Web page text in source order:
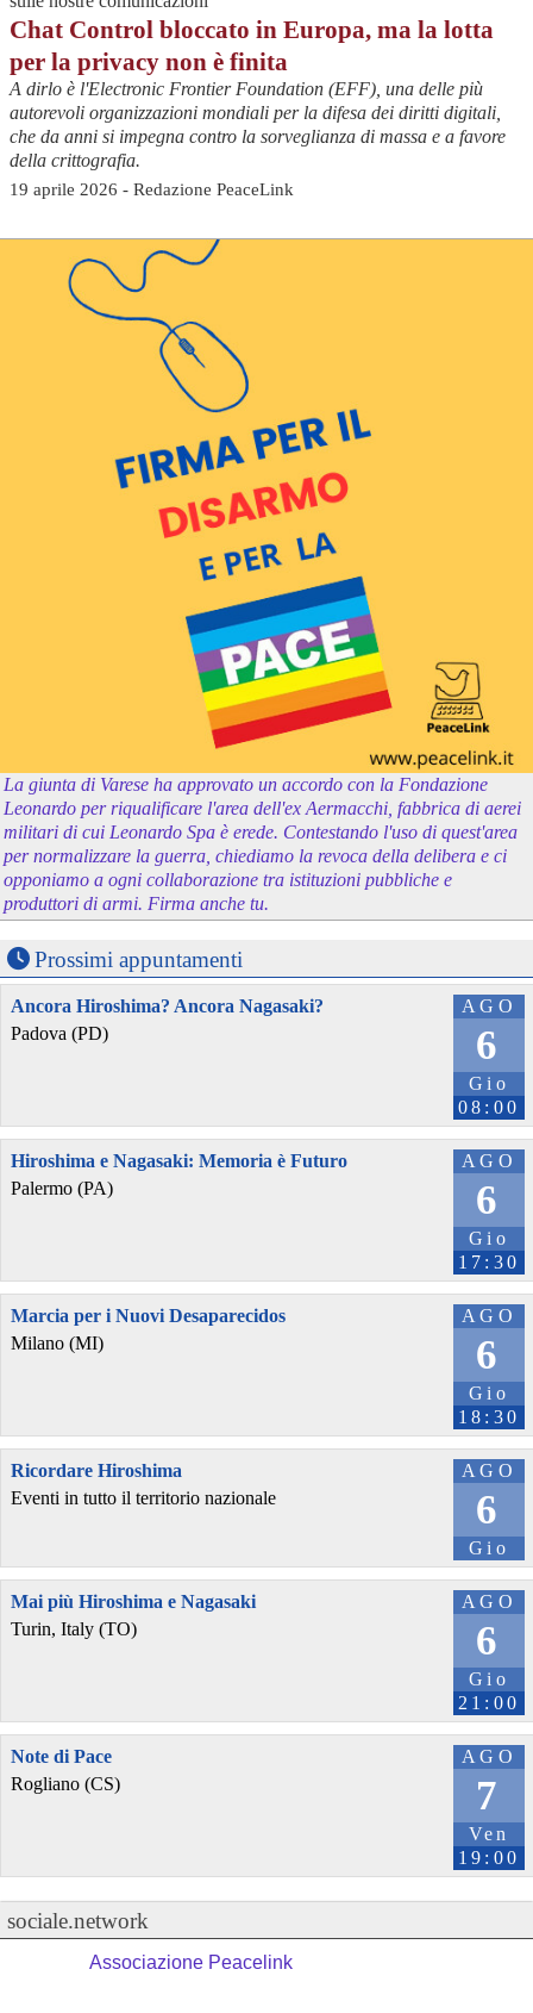
Chat Control bloccato in Europa, ma la lotta
per la privacy non è finita
A dirlo è l'Electronic Frontier Foundation (EFF), una delle più
autorevoli organizzazioni mondiali per la difesa dei diritti digitali,
che da anni si impegna contro la sorveglianza di massa e a favore
della crittografia.
19 aprile 2026 - Redazione PeaceLink
La giunta di Varese ha approvato un accordo con la Fondazione
Leonardo per riqualificare l'area dell'ex Aermacchi, fabbrica di aerei
militari di cui Leonardo Spa è erede. Contestando l'uso di quest'area
per normalizzare la guerra, chiediamo la revoca della delibera e ci
opponiamo a ogni collaborazione tra istituzioni pubbliche e
produttori di armi. Firma anche tu.
Prossimi appuntamenti
AGO
6
Gio
08:00
Ancora Hiroshima? Ancora Nagasaki?
Padova (PD)
AGO
6
Gio
17:30
Hiroshima e Nagasaki: Memoria è Futuro
Palermo (PA)
AGO
6
Gio
18:30
Marcia per i Nuovi Desaparecidos
Milano (MI)
AGO
6
Gio
Ricordare Hiroshima
Eventi in tutto il territorio nazionale
AGO
6
Gio
21:00
Mai più Hiroshima e Nagasaki
Turin, Italy (TO)
AGO
7
Ven
19:00
Note di Pace
Rogliano (CS)
sociale.network
Associazione Peacelink